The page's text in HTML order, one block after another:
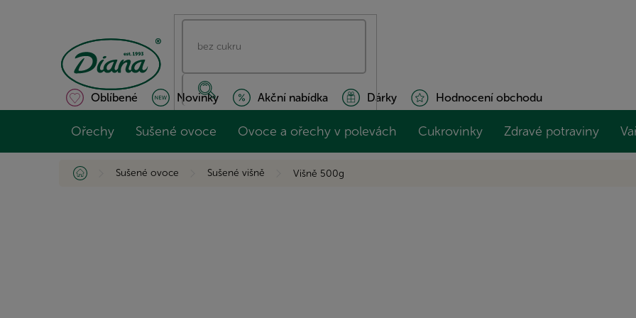
Oblíbené Novinky Akční nabídka Dárky Hodnocení obchodu
Ořechy Sušené ovoce Ovoce a ořechy v polevách Cukrovinky Zdravé potraviny
Domů Sušené ovoce Sušené višně Višně 500g